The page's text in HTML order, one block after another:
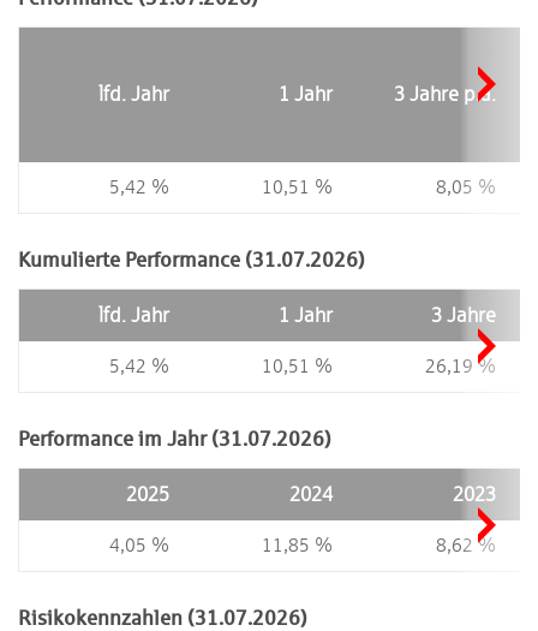
lfd. Jahr 1 Jahr 3 Jahre p.a.
5,42 % 10,51 % 8,05 %
Kumulierte Performance (31.07.2026)
lfd. Jahr 1 Jahr 3 Jahre
5,42 % 10,51 % 26,19 %
Performance im Jahr (31.07.2026)
2025 2024 2023
4,05 % 11,85 % 8,62 %
Risikokennzahlen (31.07.2026)